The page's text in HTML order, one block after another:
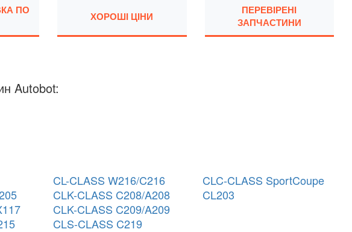
ПО
ХОРОШІ ЦІНИ
ПЕРЕВІРЕНІ
ЗАПЧАСТИНИ
Autobot:
CL-CLASS W216/C216
CLK-CLASS C208/A208
CLK-CLASS C209/A209
CLS-CLASS C219
CLC-CLASS SportCoupe
CL203